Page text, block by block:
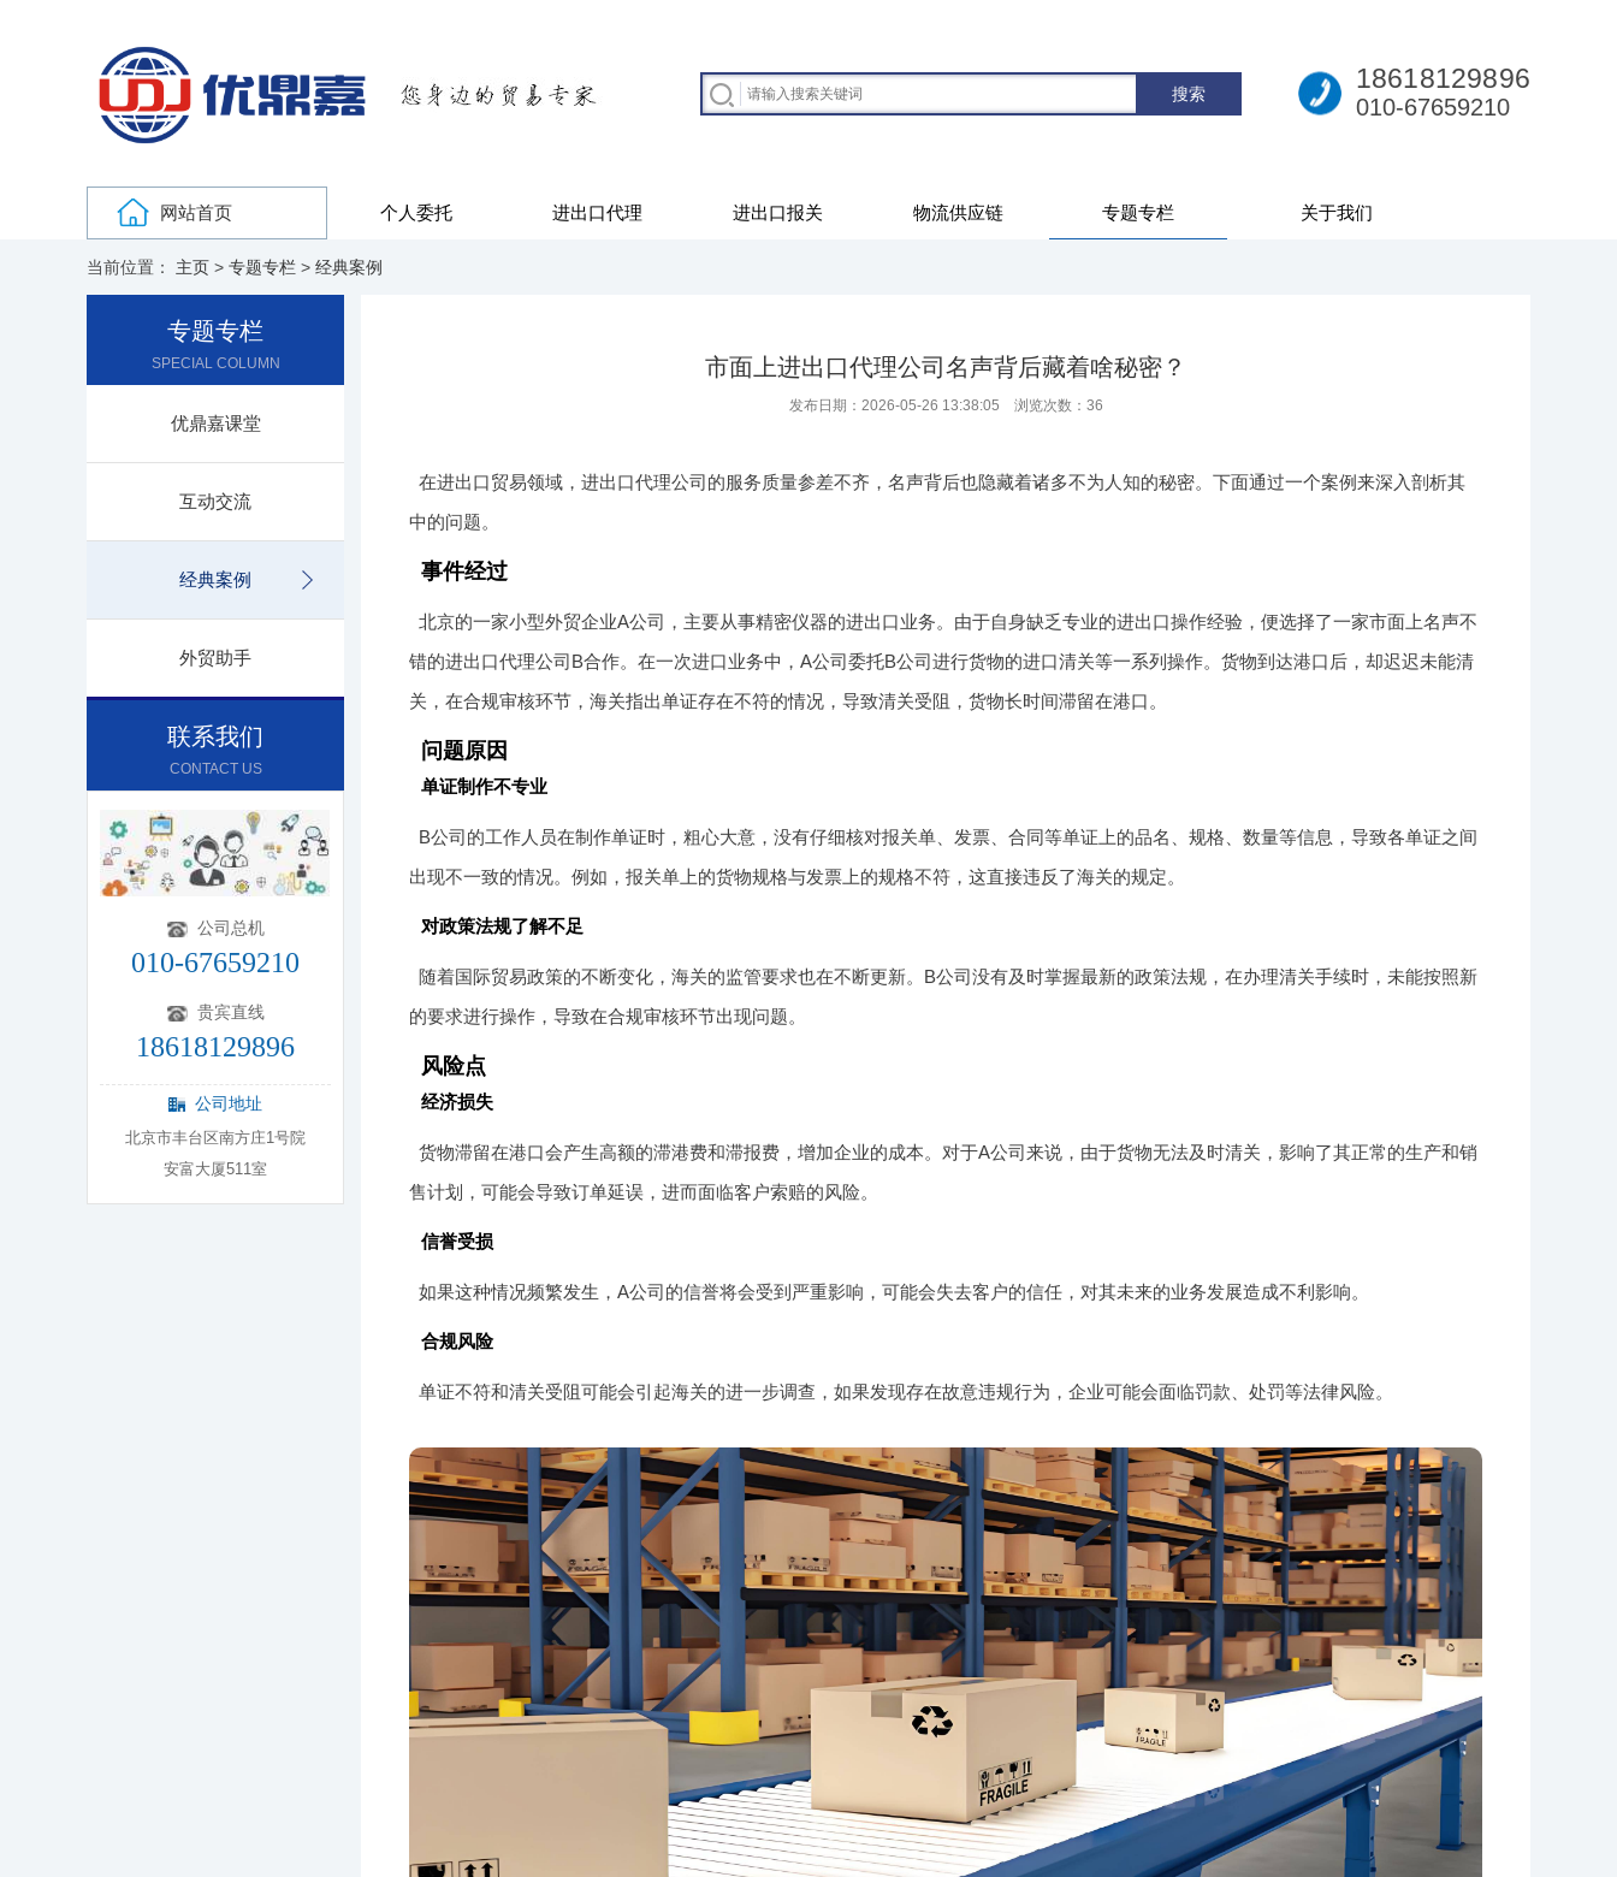
18618129896
010-67659210
网站首页 个人委托 进出口代理 进出口报关 物流供应链 专题专栏 关于我们
当前位置： 主页 > 专题专栏 > 经典案例
专题专栏
SPECIAL COLUMN
优鼎嘉课堂
互动交流
经典案例
外贸助手
联系我们
CONTACT US
公司总机
010-67659210
贵宾直线
18618129896
公司地址
北京市丰台区南方庄1号院
安富大厦511室
市面上进出口代理公司名声背后藏着啥秘密？
发布日期：2026-05-26 13:38:05 浏览次数： 36
在进出口贸易领域，进出口代理公司的服务质量参差不齐，名声背后也隐藏着诸多不为人知的秘密。下面通过一个案例来深入剖析其
中的问题。
事件经过
北京的一家小型外贸企业A公司，主要从事精密仪器的进出口业务。由于自身缺乏专业的进出口操作经验，便选择了一家市面上名声不
错的进出口代理公司B合作。在一次进口业务中，A公司委托B公司进行货物的进口清关等一系列操作。货物到达港口后，却迟迟未能清
关，在合规审核环节，海关指出单证存在不符的情况，导致清关受阻，货物长时间滞留在港口。
问题原因
单证制作不专业
B公司的工作人员在制作单证时，粗心大意，没有仔细核对报关单、发票、合同等单证上的品名、规格、数量等信息，导致各单证之间
出现不一致的情况。例如，报关单上的货物规格与发票上的规格不符，这直接违反了海关的规定。
对政策法规了解不足
随着国际贸易政策的不断变化，海关的监管要求也在不断更新。B公司没有及时掌握最新的政策法规，在办理清关手续时，未能按照新
的要求进行操作，导致在合规审核环节出现问题。
风险点
经济损失
货物滞留在港口会产生高额的滞港费和滞报费，增加企业的成本。对于A公司来说，由于货物无法及时清关，影响了其正常的生产和销
售计划，可能会导致订单延误，进而面临客户索赔的风险。
信誉受损
如果这种情况频繁发生，A公司的信誉将会受到严重影响，可能会失去客户的信任，对其未来的业务发展造成不利影响。
合规风险
单证不符和清关受阻可能会引起海关的进一步调查，如果发现存在故意违规行为，企业可能会面临罚款、处罚等法律风险。